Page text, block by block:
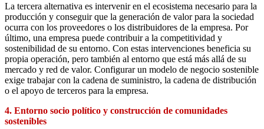
La tercera alternativa es intervenir en el ecosistema necesario para la
producción y conseguir que la generación de valor para la sociedad
ocurra con los proveedores o los distribuidores de la empresa. Por
último, una empresa puede contribuir a la competitividad y
sostenibilidad de su entorno. Con estas intervenciones beneficia su
propia operación, pero también al entorno que está más allá de su
mercado y red de valor. Configurar un modelo de negocio sostenible
exige trabajar con la cadena de suministro, la cadena de distribución
o el apoyo de terceros para la empresa.
4. Entorno socio político y construcción de comunidades
sostenibles